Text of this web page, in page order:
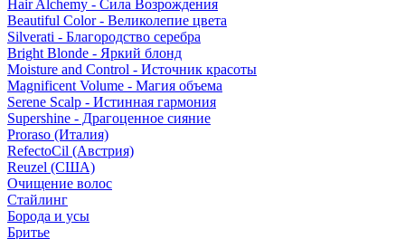
Hair Alchemy - Сила Возрождения
Beautiful Color - Великолепие цвета
Silverati - Благородство серебра
Bright Blonde - Яркий блонд
Moisture and Control - Источник красоты
Magnificent Volume - Магия объема
Serene Scalp - Истинная гармония
Supershine - Драгоценное сияние
Proraso (Италия)
RefectoCil (Австрия)
Reuzel (США)
Очищение волос
Стайлинг
Борода и усы
Бритье